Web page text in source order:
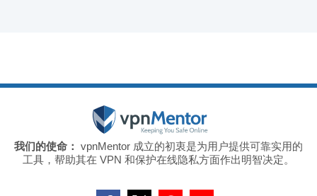
我们的使命： vpnMentor 成立的初衷是为用户提供可靠实用的
工具，帮助其在 VPN 和保护在线隐私方面作出明智决定。